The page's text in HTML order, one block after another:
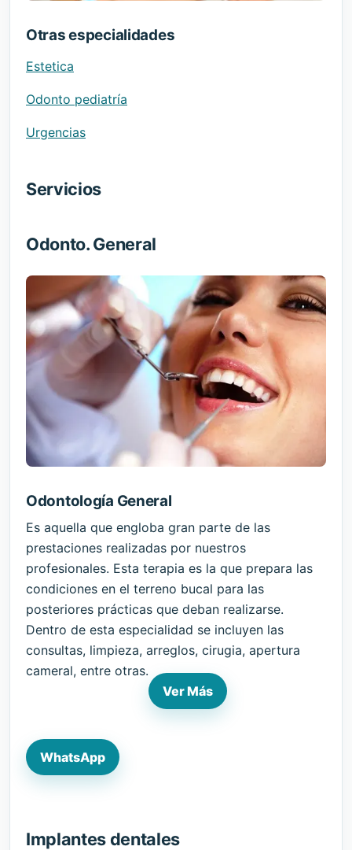
Otras especialidades
Estetica
Odonto pediatría
Urgencias
Servicios
Odonto. General
Odontología General
Es aquella que engloba gran parte de las
prestaciones realizadas por nuestros
profesionales. Esta terapia es la que prepara las
condiciones en el terreno bucal para las
posteriores prácticas que deban realizarse.
Dentro de esta especialidad se incluyen las
consultas, limpieza, arreglos, cirugia, apertura
cameral, entre otras.
Ver Más
WhatsApp
Implantes dentales